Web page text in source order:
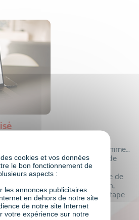
pédagogiques,
responsable de programme…
tous nos experts afin de
votre projet de formation ! De
de financement à la remise de
par le suivi de votre formation,
est là pour vous à chaque étape
cookies et vos données
le bon fonctionnement de
aspects :
les annonces publicitaires
en dehors de notre site
de notre site Internet
votre expérience sur notre